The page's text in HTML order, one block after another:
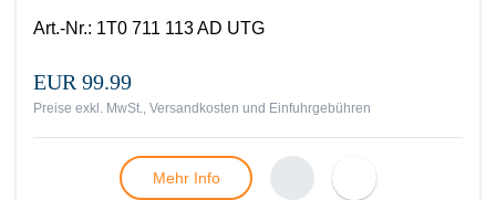
Art.-Nr.: 1T0 711 113 AD UTG
EUR 99.99
Preise exkl. MwSt., Versandkosten und Einfuhrgebühren
Mehr Info